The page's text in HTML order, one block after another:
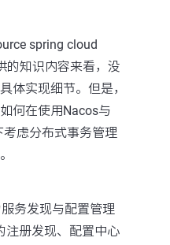
spring cloud
的知识内容来看，没
体实现细节。但是，
何在使用Nacos与
虑分布式事务管理
务发现与配置管理
注册发现、配置中心